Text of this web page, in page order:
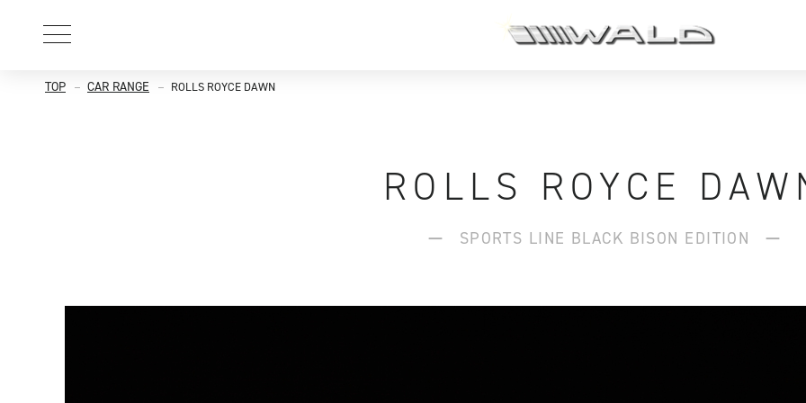
TOP CAR RANGE ROLLS ROYCE DAWN
ROLLS ROYCE
SPORTS LINE BLACK BISON EDITION